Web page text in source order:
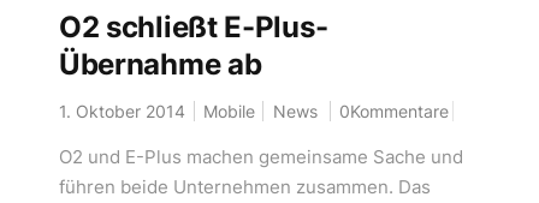
O2 schließt E-Plus-
Übernahme ab
1. Oktober 2014 Mobile News 0Kommentare
O2 und E-Plus machen gemeinsame Sache und
führen beide Unternehmen zusammen. Das